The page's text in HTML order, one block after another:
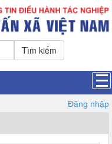
Tìm kiếm
Đăng nhập